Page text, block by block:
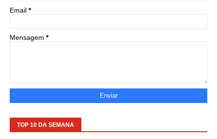
Email *
Mensagem *
TOP 10 DA SEMANA